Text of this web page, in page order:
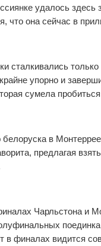
удалось
что она сейчас в
сталкивались
упорно и
сумела
белоруска в
предлагая
Чарльстона и
в финалах видится